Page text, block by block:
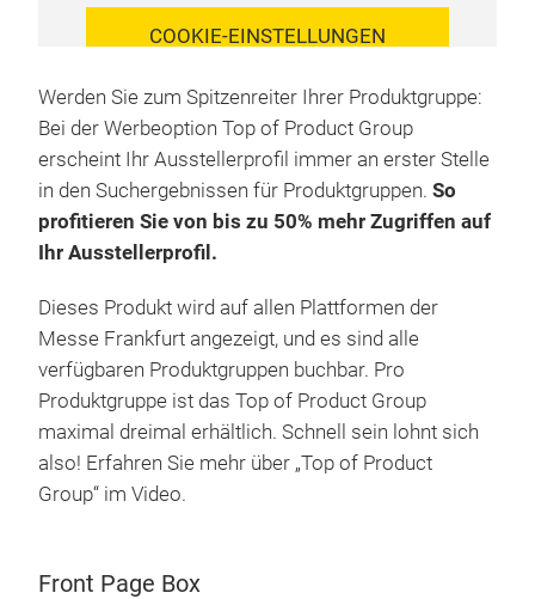
COOKIE-EINSTELLUNGEN
Werden Sie zum Spitzenreiter Ihrer Produktgruppe:
Bei der Werbeoption Top of Product Group
erscheint Ihr Ausstellerprofil immer an erster Stelle
in den Suchergebnissen für Produktgruppen. So
profitieren Sie von bis zu 50% mehr Zugriffen auf
Ihr Ausstellerprofil.
Dieses Produkt wird auf allen Plattformen der
Messe Frankfurt angezeigt, und es sind alle
verfügbaren Produktgruppen buchbar. Pro
Produktgruppe ist das Top of Product Group
maximal dreimal erhältlich. Schnell sein lohnt sich
also! Erfahren Sie mehr über „Top of Product
Group“ im Video.
Front Page Box